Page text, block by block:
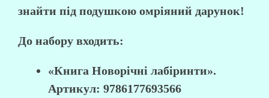
знайти під подушкою омріяний дарунок!
До набору входить:
«Книга Новорічні лабіринти».
Артикул: 9786177693566